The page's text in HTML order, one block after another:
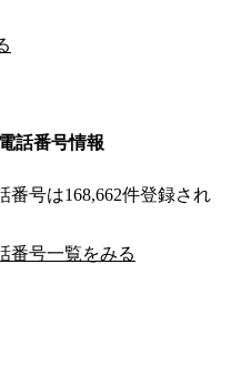
話番号情報
番号は168,662件登録され
番号一覧をみる